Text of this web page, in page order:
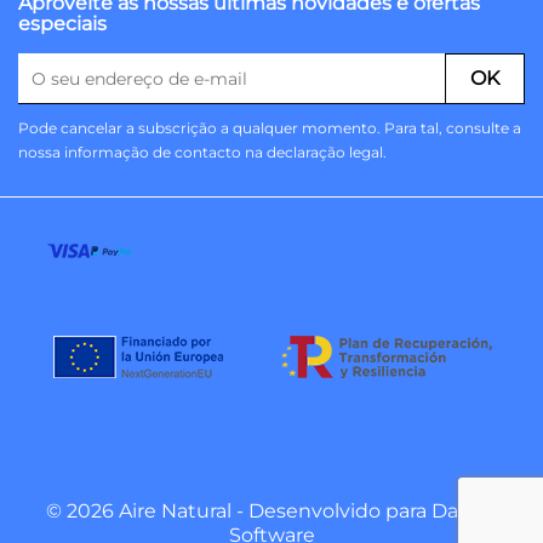
especiais
Pode cancelar a subscrição a qualquer momento. Para tal, consulte a
nossa informação de contacto na declaração legal.
© 2026 Aire Natural - Desenvolvido para Danzai
Software